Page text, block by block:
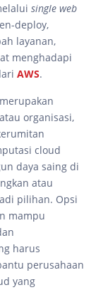
single web
deploy,
layanan,
menghadapi
AWS.
organisasi,
cloud
daya saing di
atau
pilihan. Opsi
mampu
harus
perusahaan
yang